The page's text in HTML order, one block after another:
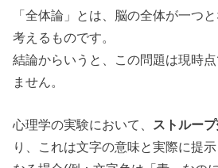
「全体論」とは、脳の全体が一つ
考えるものです。
結論からいうと、この問題は現時
ません。
心理学の実験において、 ストルー
り、これは文字の意味と実際に提